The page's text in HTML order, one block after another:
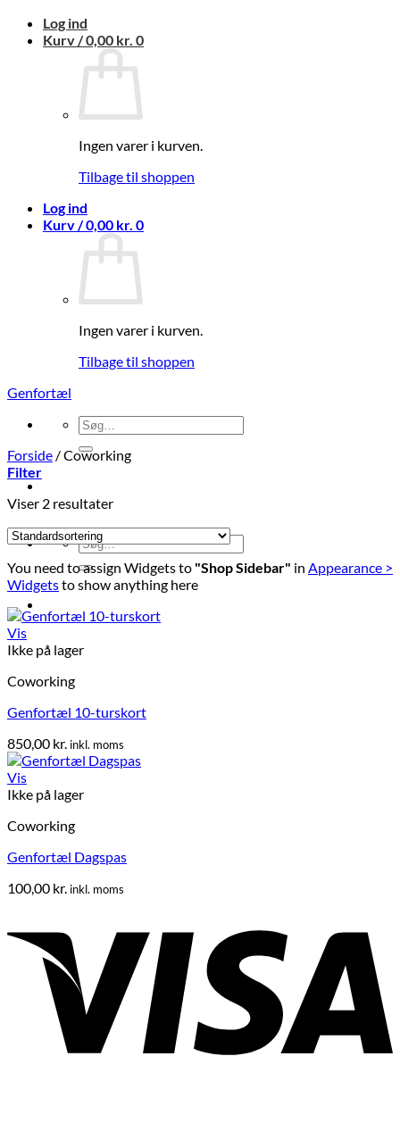
FortsætLog ind
Kurv /0,00 kr. 0
Ingen varer i kurven.
Tilbage til shoppen
Log ind
Kurv /0,00 kr. 0
Ingen varer i kurven.
Tilbage til shoppen
Genfortæl
Søg
efter:
Søg
efter:
Forside /Coworking
Filter
Viser 2 resultater
You need to assign Widgets to "Shop Sidebar" in Appearance >
Widgetsto show anything here
Vis
Ikke på lager
Coworking
Genfortæl 10-turskort
850,00 kr. inkl. moms
Vis
Ikke på lager
Coworking
Genfortæl Dagspas
100,00 kr. inkl. moms